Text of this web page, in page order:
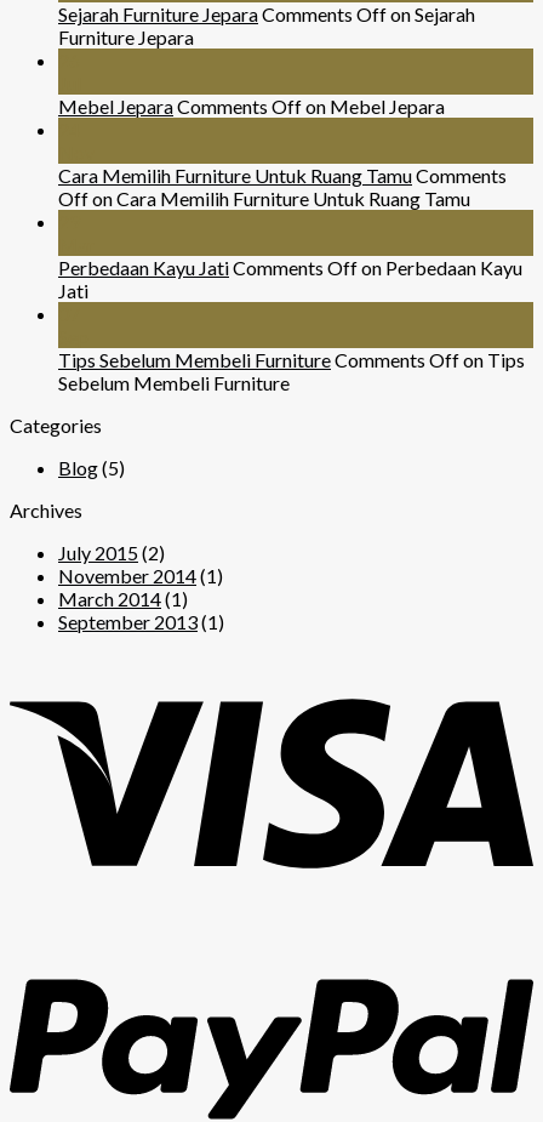
Sejarah Furniture JeparaComments Offon Sejarah
Furniture Jepara
Mebel JeparaComments Offon Mebel Jepara
Cara Memilih Furniture Untuk Ruang TamuComments
Offon Cara Memilih Furniture Untuk Ruang Tamu
Perbedaan Kayu JatiComments Offon Perbedaan Kayu
Jati
Tips Sebelum Membeli FurnitureComments Offon Tips
Sebelum Membeli Furniture
Categories
Blog(5)
Archives
July 2015(2)
November 2014(1)
March 2014(1)
September 2013(1)